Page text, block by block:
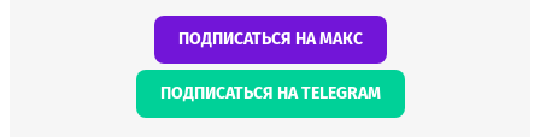
ПОДПИСАТЬСЯ НА МАКС
ПОДПИСАТЬСЯ НА TELEGRAM